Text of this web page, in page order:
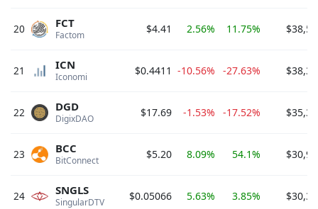
20 Factom
FCT $4.41 2.56% 11.75%
21 Iconomi
ICN $0.4411 -10.56% -27.63%
22 DigixDAO
DGD $17.69 -1.53% -17.52%
23 BitConnect
BCC $5.20 8.09% 54.1%
24 SingularDTV
SNGLS $0.05066 5.63% 3.85%